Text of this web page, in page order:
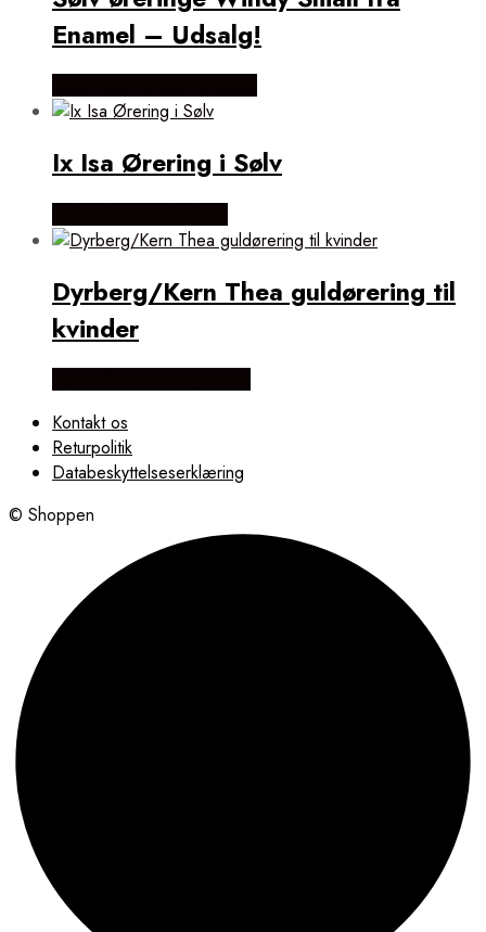
Enamel – Udsalg!
Ix Isa Ørering i Sølv
Dyrberg/Kern Thea guldørering til
kvinder
Kontakt os
Returpolitik
Databeskyttelseserklæring
© Shoppen